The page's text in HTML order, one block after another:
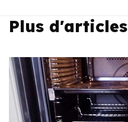
Plus d'articles